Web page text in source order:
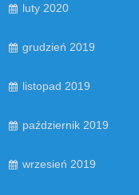
luty 2020
grudzień 2019
listopad 2019
październik 2019
wrzesień 2019